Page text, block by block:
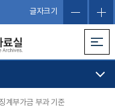
글자크기
징계부가금 부과 기준